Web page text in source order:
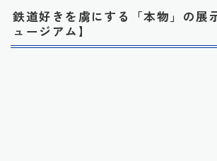
鉄道好きを虜にする「本物」の展
ュージアム】